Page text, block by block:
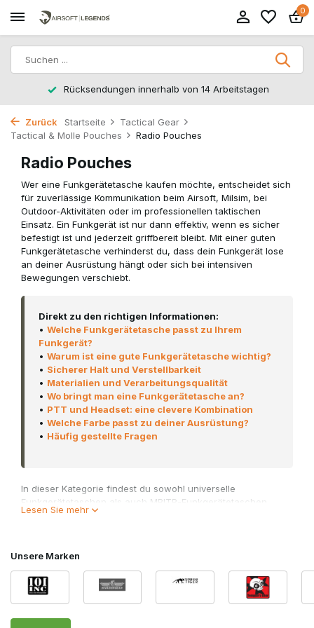
0
Rücksendungen innerhalb von 14 Arbeitstagen
Zurück Startseite
Tactical Gear
Tactical & Molle Pouches
Radio Pouches
Radio Pouches
Wer eine Funkgerätetasche kaufen möchte, entscheidet sich
für zuverlässige Kommunikation beim Airsoft, Milsim, bei
Outdoor-Aktivitäten oder im professionellen taktischen
Einsatz. Ein Funkgerät ist nur dann effektiv, wenn es sicher
befestigt ist und jederzeit griffbereit bleibt. Mit einer guten
Funkgerätetasche verhinderst du, dass dein Funkgerät lose
an deiner Ausrüstung hängt oder sich bei intensiven
Bewegungen verschiebt.
Direkt zu den richtigen Informationen:
• Welche Funkgerätetasche passt zu Ihrem
Funkgerät?
• Warum ist eine gute Funkgerätetasche wichtig?
• Sicherer Halt und Verstellbarkeit
• Materialien und Verarbeitungsqualität
• Wo bringt man eine Funkgerätetasche an?
• PTT und Headset: eine clevere Kombination
• Welche Farbe passt zu deiner Ausrüstung?
• Häufig gestellte Fragen
In dieser Kategorie findest du sowohl universelle
Funkgerätetaschen als auch MBITR-Funkgerätetaschen.
Beide sind so konzipiert, dass sie ein Funkgerät sicher an
MOLLE-Befestigung lässt sich eine Funkgerätetasche
problemlos an einemPlate Carrier,Chest Rig ,Combat Belt
oder einer
Tactical Vest befestigen.
Welche Funkgerätetasche passt zu Ihrem
Funkgerät?
Lesen Sie mehr
Unsere Marken